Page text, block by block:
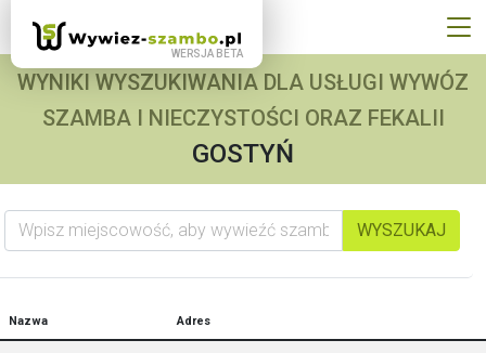
WYNIKI WYSZUKIWANIA DLA USŁUGI WYWÓZ
SZAMBA I NIECZYSTOŚCI ORAZ FEKALII
GOSTYŃ
Wpisz miejscowość, aby wywieźć szambo
WYSZUKAJ
Nazwa Adres